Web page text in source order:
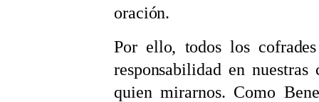
oración.
Por ello, todos los
responsabilidad en
quien mirarnos. Como